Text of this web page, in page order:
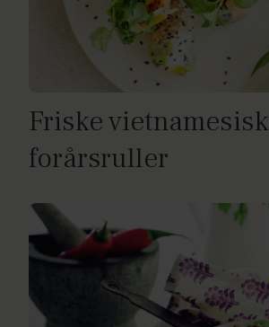
Friske
forårsruller